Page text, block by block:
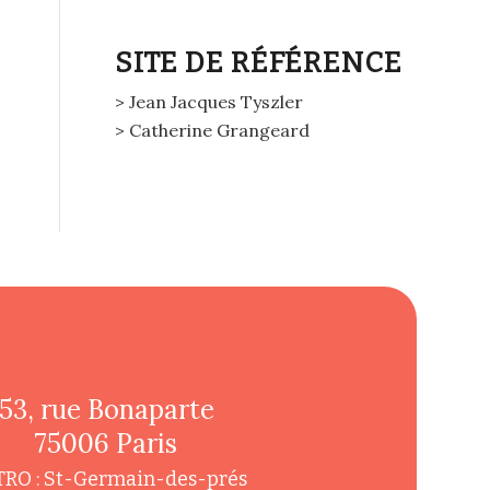
SITE DE RÉFÉRENCE
> Jean Jacques Tyszler
> Catherine Grangeard
53, rue Bonaparte
75006 Paris
: St-Germain-des-prés